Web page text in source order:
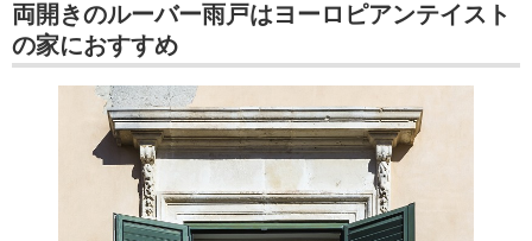
両開きのルーバー雨戸はヨーロピアンテイスト
の家におすすめ